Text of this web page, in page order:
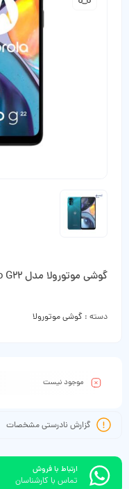
گوشی موتورولا مدل Moto G22 ظرفیت 128 گیگابایت رم 4
دسته : گوشی موتورولا
موجود نیست
گزارش نادرستی مشخصات
ارتباط با فروش
تماس با کارشناسان